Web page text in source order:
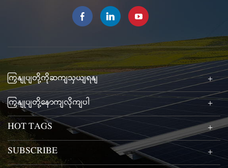
ကြှနျုပျတို့ကိုဆကျသှယျရနျ
ကြှနျုပျတို့နောကျလိုကျပါ
HOT TAGS
SUBSCRIBE